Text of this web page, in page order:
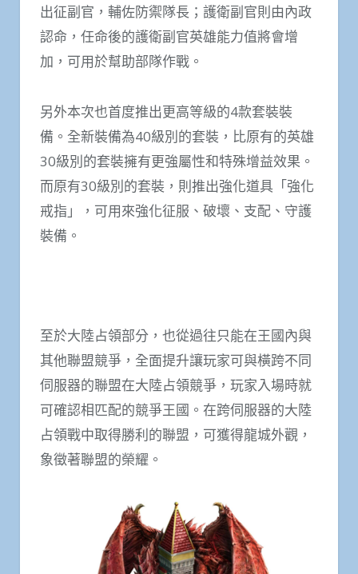
出征副官，輔佐防禦隊長；護衛副官則由內政
認命，任命後的護衛副官英雄能力值將會增
加，可用於幫助部隊作戰。
另外本次也首度推出更高等級的4款套裝裝
備。全新裝備為40級別的套裝，比原有的英雄
30級別的套裝擁有更強屬性和特殊增益效果。
而原有30級別的套裝，則推出強化道具「強化
戒指」，可用來強化征服、破壞、支配、守護
裝備。
至於大陸占領部分，也從過往只能在王國內與
其他聯盟競爭，全面提升讓玩家可與橫跨不同
伺服器的聯盟在大陸占領競爭，玩家入場時就
可確認相匹配的競爭王國。在跨伺服器的大陸
占領戰中取得勝利的聯盟，可獲得龍城外觀，
象徵著聯盟的榮耀。